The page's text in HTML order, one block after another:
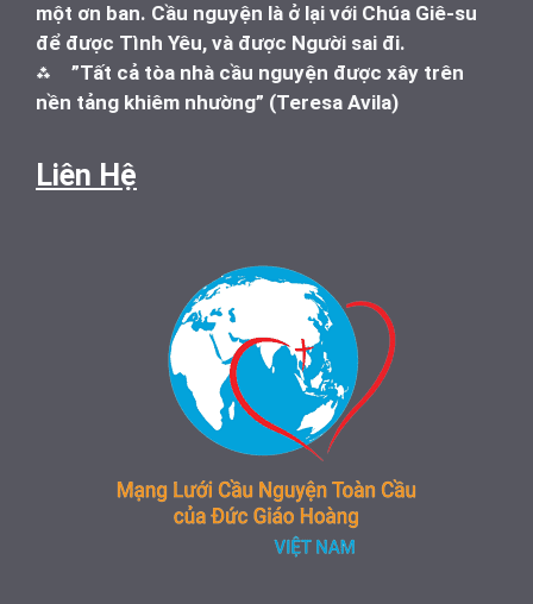
một ơn ban. Cầu nguyện là ở lại với Chúa Giê-su
để được Tình Yêu, và được Người sai đi.
⁂ ”Tất cả tòa nhà cầu nguyện được xây trên
nền tảng khiêm nhường” (Teresa Avila)
Liên Hệ